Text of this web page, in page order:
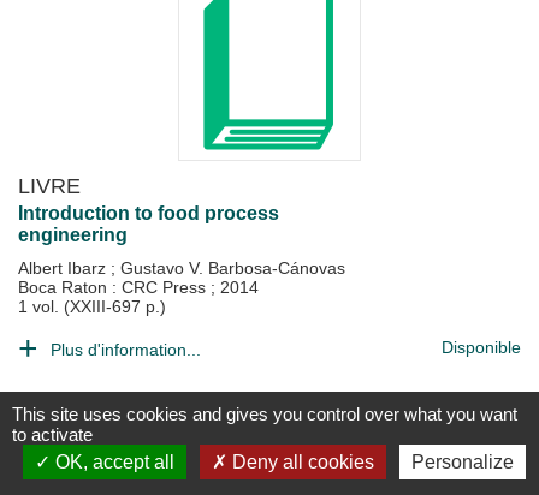
LIVRE
Introduction to food process
engineering
Albert Ibarz ; Gustavo V. Barbosa-Cánovas
Boca Raton : CRC Press ; 2014
1 vol. (XXIII-697 p.)
Plus d'information... Disponible
This site uses cookies and gives you control over what you want
to activate
OK, accept all
Deny all cookies Personalize